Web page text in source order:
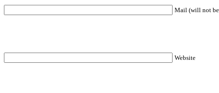
Mail (will not
Website